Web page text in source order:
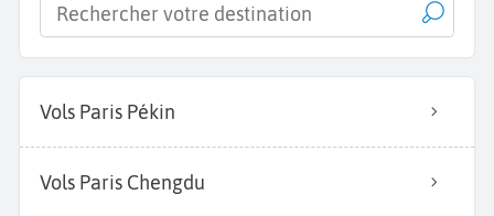
Vols Paris Pékin
Vols Paris Chengdu